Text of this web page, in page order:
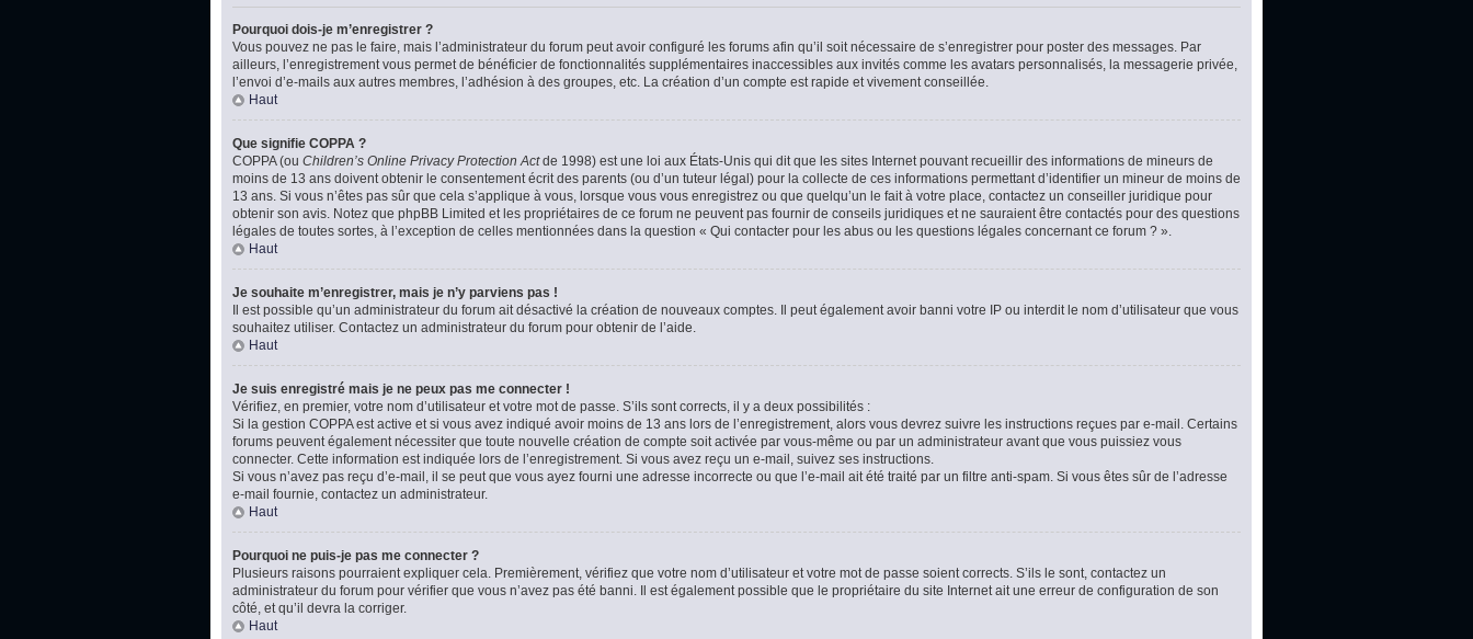
Pourquoi dois-je m’enregistrer ?
Vous pouvez ne pas le faire, mais l’administrateur du forum peut avoir configuré les forums afin qu’il soit nécessaire de s’enregistrer pour poster des messages. Par
ailleurs, l’enregistrement vous permet de bénéficier de fonctionnalités supplémentaires inaccessibles aux invités comme les avatars personnalisés, la messagerie privée,
l’envoi d’e-mails aux autres membres, l’adhésion à des groupes, etc. La création d’un compte est rapide et vivement conseillée.
Haut
Que signifie COPPA ?
COPPA (ou Children’s Online Privacy Protection Actde 1998) est une loi aux États-Unis qui dit que les sites Internet pouvant recueillir des informations de mineurs de
moins de 13 ans doivent obtenir le consentement écrit des parents (ou d’un tuteur légal) pour la collecte de ces informations permettant d’identifier un mineur de moins de
13 ans. Si vous n’êtes pas sûr que cela s’applique à vous, lorsque vous vous enregistrez ou que quelqu’un le fait à votre place, contactez un conseiller juridique pour
obtenir son avis. Notez que phpBB Limited et les propriétaires de ce forum ne peuvent pas fournir de conseils juridiques et ne sauraient être contactés pour des questions
légales de toutes sortes, à l’exception de celles mentionnées dans la question « Qui contacter pour les abus ou les questions légales concernant ce forum ? ».
Haut
Je souhaite m’enregistrer, mais je n’y parviens pas !
Il est possible qu’un administrateur du forum ait désactivé la création de nouveaux comptes. Il peut également avoir banni votre IP ou interdit le nom d’utilisateur que vous
souhaitez utiliser. Contactez un administrateur du forum pour obtenir de l’aide.
Haut
Je suis enregistré mais je ne peux pas me connecter !
Vérifiez, en premier, votre nom d’utilisateur et votre mot de passe. S’ils sont corrects, il y a deux possibilités :
Si la gestion COPPA est active et si vous avez indiqué avoir moins de 13 ans lors de l’enregistrement, alors vous devrez suivre les instructions reçues par e-mail. Certains
forums peuvent également nécessiter que toute nouvelle création de compte soit activée par vous-même ou par un administrateur avant que vous puissiez vous
connecter. Cette information est indiquée lors de l’enregistrement. Si vous avez reçu un e-mail, suivez ses instructions.
Si vous n’avez pas reçu d’e-mail, il se peut que vous ayez fourni une adresse incorrecte ou que l’e-mail ait été traité par un filtre anti-spam. Si vous êtes sûr de l’adresse
e-mail fournie, contactez un administrateur.
Haut
Pourquoi ne puis-je pas me connecter ?
Plusieurs raisons pourraient expliquer cela. Premièrement, vérifiez que votre nom d’utilisateur et votre mot de passe soient corrects. S’ils le sont, contactez un
administrateur du forum pour vérifier que vous n’avez pas été banni. Il est également possible que le propriétaire du site Internet ait une erreur de configuration de son
côté, et qu’il devra la corriger.
Haut